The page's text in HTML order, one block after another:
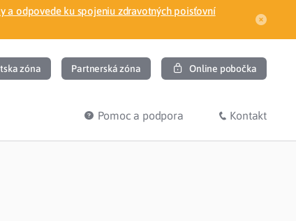
a odpovede ku spojeniu zdravotných poisťovní
zóna Partnerská zóna Online pobočka
Pomoc a podpora Kontakt